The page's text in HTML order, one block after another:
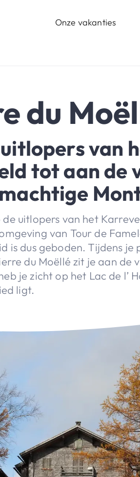
Onze vakanties
du
van
tot aan de
uitlopers van het
van Tour de
is dus geboden. Tijdens je
du Moëllé zit je aan de
je zicht op het Lac de l’
ligt.